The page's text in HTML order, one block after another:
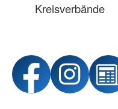
Kreisverbände